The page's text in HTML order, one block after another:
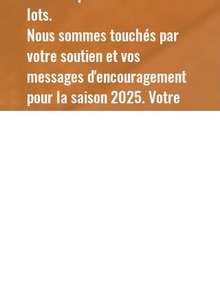
lots.
Nous sommes touchés par
votre soutien et vos
messages d'encouragement
pour la saison 2025. Votre
enthousiasme est notre plus